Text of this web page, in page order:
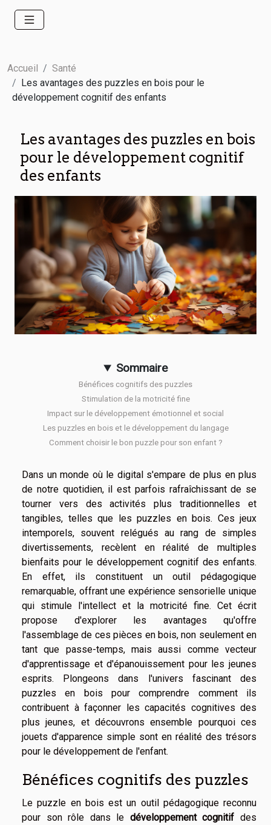
Accueil
Santé
Les avantages des puzzles en bois pour le
développement cognitif des enfants
Les avantages des puzzles en bois
pour le développement cognitif
des enfants
Sommaire
Bénéfices cognitifs des puzzles
Stimulation de la motricité fine
Impact sur le développement émotionnel et social
Les puzzles en bois et le développement du langage
Comment choisir le bon puzzle pour son enfant ?
Dans un monde où le digital s'empare de plus en plus
de notre quotidien, il est parfois rafraîchissant de se
tourner vers des activités plus traditionnelles et
tangibles, telles que les puzzles en bois. Ces jeux
intemporels, souvent relégués au rang de simples
divertissements, recèlent en réalité de multiples
bienfaits pour le développement cognitif des enfants.
En effet, ils constituent un outil pédagogique
remarquable, offrant une expérience sensorielle unique
qui stimule l'intellect et la motricité fine. Cet écrit
propose d'explorer les avantages qu'offre
l'assemblage de ces pièces en bois, non seulement en
tant que passe-temps, mais aussi comme vecteur
d'apprentissage et d'épanouissement pour les jeunes
esprits. Plongeons dans l'univers fascinant des
puzzles en bois pour comprendre comment ils
contribuent à façonner les capacités cognitives des
plus jeunes, et découvrons ensemble pourquoi ces
jouets d'apparence simple sont en réalité des trésors
pour le développement de l'enfant.
Bénéfices cognitifs des puzzles
Le puzzle en bois est un outil pédagogique reconnu
pour son rôle dans le développement cognitif des